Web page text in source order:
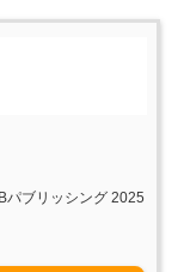
パブリッシング 2025